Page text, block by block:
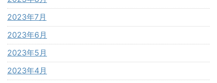
2023年7月
2023年6月
2023年5月
2023年4月